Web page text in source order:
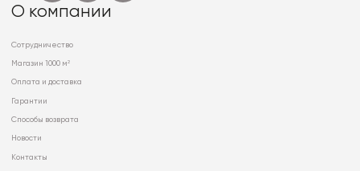
О компании
Сотрудничество
Магазин 1000 м²
Оплата и доставка
Гарантии
Способы возврата
Новости
Контакты